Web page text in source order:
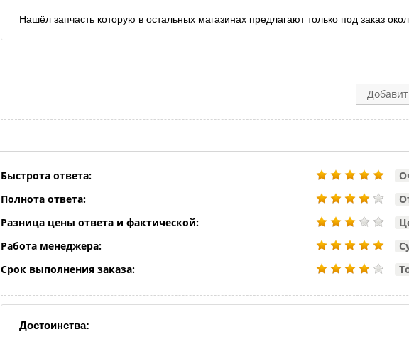
Нашёл запчасть которую в остальных магазинах предлагают только под заказ
Быстрота ответа:
Полнота ответа:
Разница цены ответа и фактической:
Работа менеджера:
Срок выполнения заказа:
Достоинства: